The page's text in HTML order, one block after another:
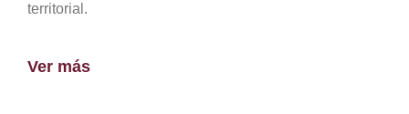
territorial.
Ver más